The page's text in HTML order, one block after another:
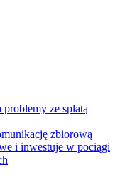
ze spłatą
zbiorową
i inwestuje w pociągi